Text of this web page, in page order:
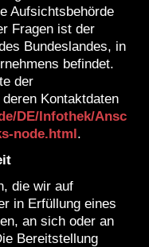
Aufsichtsbehörde
Fragen ist der
Bundeslandes, in
befindet.
der
Kontaktdaten
DE/Infothek/Ansc
node.html.
die wir auf
in Erfüllung eines
an sich oder an
Bereitstellung